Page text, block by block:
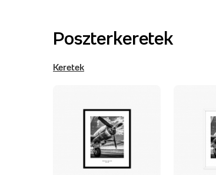
Poszterkeretek
Keretek